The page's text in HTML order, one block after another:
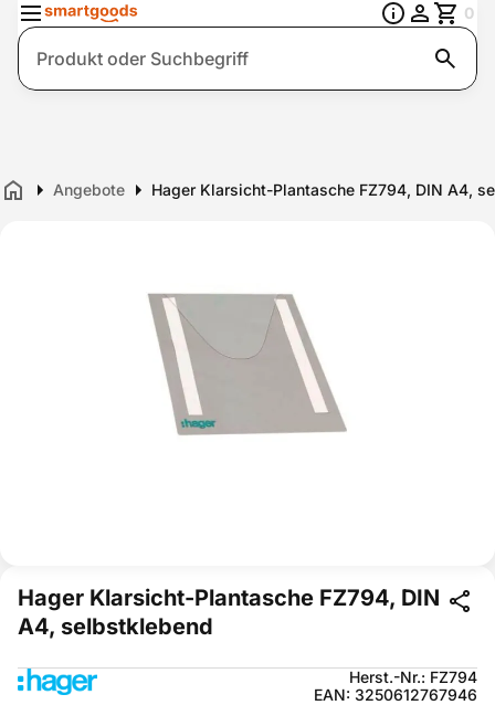
Suche
0
Home Angebote Hager Klarsicht-Plantasche FZ794, DIN A4,
Hager Klarsicht-Plantasche FZ794, DIN
A4, selbstklebend
Herst.-Nr.: FZ794
EAN: 3250612767946